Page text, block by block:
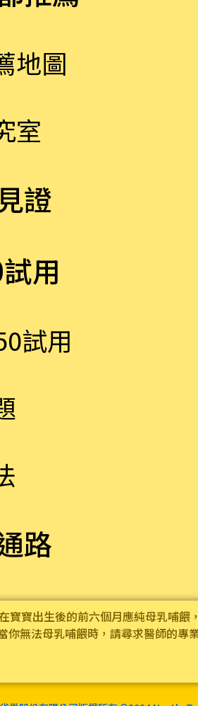
地圖
室
證
用
試用
路
寶出生後的前六個月應純母乳哺
無法母乳哺餵時，請尋求醫師的